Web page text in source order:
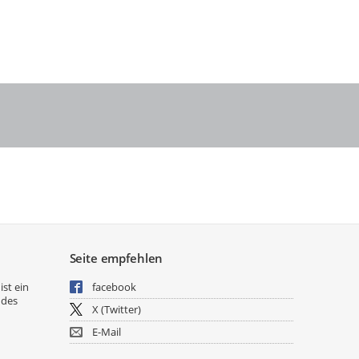
ein
Seite empfehlen
facebook
X (Twitter)
E-Mail